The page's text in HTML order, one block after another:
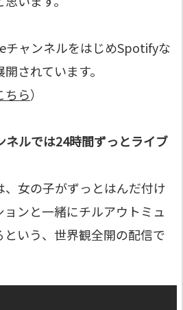
チャンネルをはじめSpotifyな
されています。
ちら）
ネルでは24時間ずっとライブ
女の子がずっとはんだ付け
ンと一緒にチルアウトミュ
いう、世界観全開の配信で